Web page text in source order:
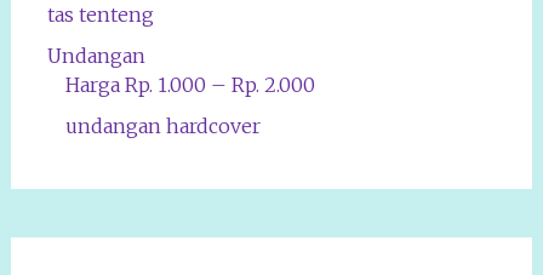
tas tenteng
Undangan
Harga Rp. 1.000 – Rp. 2.000
undangan hardcover